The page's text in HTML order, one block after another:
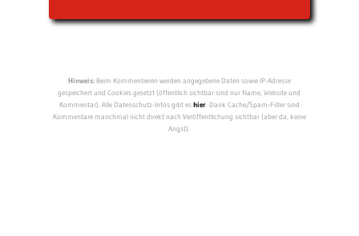
Hinweis:Beim Kommentieren werden angegebene Daten sowie IP-Adresse
gespeichert und Cookies gesetzt (öffentlich sichtbar sind nur Name, Website und
Kommentar). Alle Datenschutz-Infos gibt eshier. Dank Cache/Spam-Filter sind
Kommentare manchmal nicht direkt nach Veröffentlichung sichtbar (aber da, keine
Angst).